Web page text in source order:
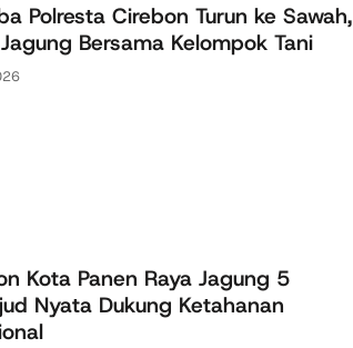
Polresta Cirebon Turun ke Sawah,
Bersama Kelompok Tani
Kota Panen Raya Jagung 5
Nyata Dukung Ketahanan